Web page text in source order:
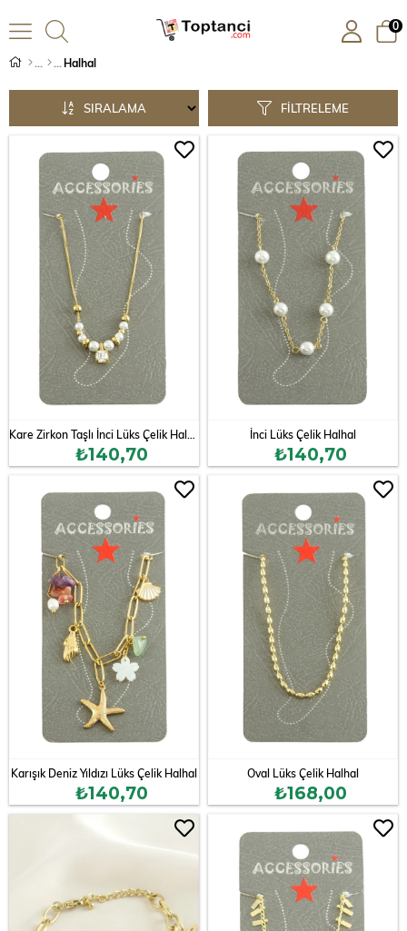
0
Halhal
FILTRELEME
SIRALAMA
₺140,70
İnci Lüks Çelik Halhal
₺140,70
Karışık Deniz Yıldızı Lüks Çelik Halhal
₺140,70
Oval Lüks Çelik Halhal
₺168,00